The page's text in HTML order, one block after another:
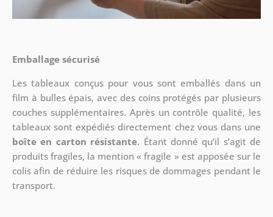
Emballage sécurisé
Les tableaux conçus pour vous sont emballés dans un
film à bulles épais, avec des coins protégés par plusieurs
couches supplémentaires. Après un contrôle qualité, les
tableaux sont expédiés directement chez vous dans une
boîte en carton résistante. Étant donné qu’il s’agit de
produits fragiles, la mention « fragile » est apposée sur le
colis afin de réduire les risques de dommages pendant le
transport.